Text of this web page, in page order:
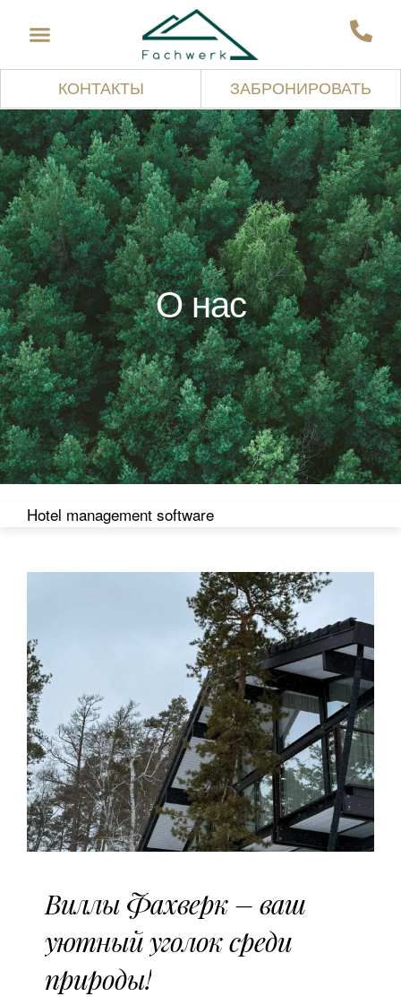
КОНТАКТЫ ЗАБРОНИРОВАТЬ
О нас
Hotel management software
Виллы Фахверк – ваш
уютныйуголоксреди
природы!
EN RUS KZ
ЗАБРОНИРОВАТЬ
Контакты